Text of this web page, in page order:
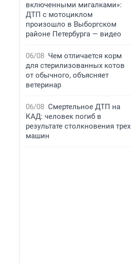
включенными мигалками»:
ДТП с мотоциклом
произошло в Выборгском
районе Петербурга — видео
06/08 Чем отличается корм
для стерилизованных котов
от обычного, объясняет
ветеринар
06/08 Смертельное ДТП на
КАД: человек погиб в
результате столкновения трех
машин